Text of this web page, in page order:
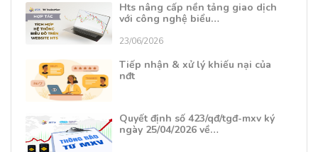
Hts nâng cấp nền tảng giao dịch
với công nghệ biểu…
23/06/2026
Tiếp nhận & xử lý khiếu nại của
nđt
Quyết định số 423/qđ/tgđ-mxv ký
ngày 25/04/2026 về…